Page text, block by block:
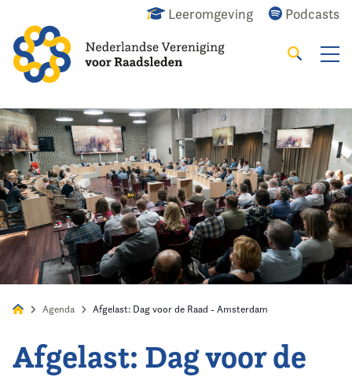
Leeromgeving Podcasts
Alles Nieuws Agenda Raadslid
Zoeken
Home
Agenda Afgelast: Dag voor de Raad - Amsterdam
Afgelast: Dag voor de